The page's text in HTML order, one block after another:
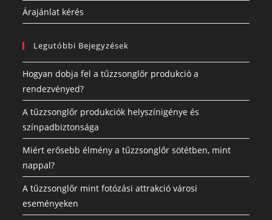
Árajánlat kérés
Legutóbbi Bejegyzések
Hogyan dobja fel a tűzzsonglőr produkció a
rendezvényed?
A tűzzsonglőr produkciók helyszínigénye és
színpadbiztonsága
Miért erősebb élmény a tűzzsonglőr sötétben, mint
nappal?
A tűzzsonglőr mint fotózási attrakció városi
eseményeken